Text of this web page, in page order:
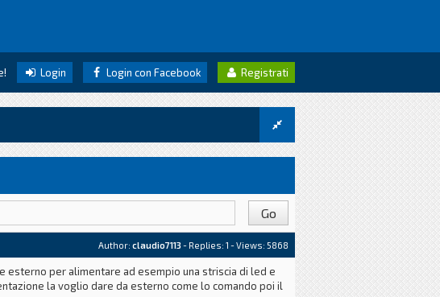
Login Login con Facebook Registrati
Author: claudio7113 - Replies: 1 - Views: 5868
esterno per alimentare ad esempio una striscia di led e
la voglio dare da esterno come lo comando poi il